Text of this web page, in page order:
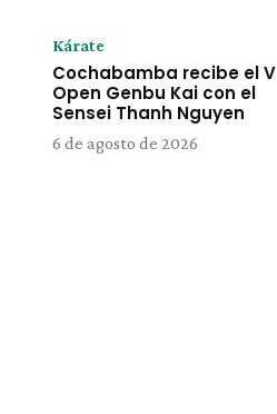
Kárate
Cochabamba recibe el V
Open Genbu Kai con el
Sensei Thanh Nguyen
6 de agosto de 2026